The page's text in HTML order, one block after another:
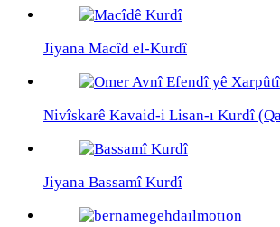
Jiyana Macîd el-Kurdî
Nivîskarê Kavaid-i Lisan-ı Kurdî
Jiyana Bassamî Kurdî